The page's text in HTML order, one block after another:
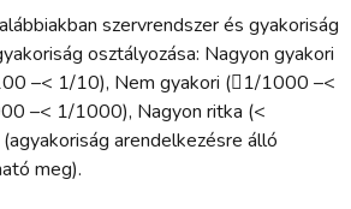
szervrendszer és gyakoriság
osztályozása: Nagyon gyakori
–< 1/10), Nem gyakori (1/1000 –<
–< 1/1000), Nagyon ritka (<
arendelkezésre álló
meg).